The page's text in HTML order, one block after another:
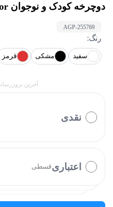
دوچرخه کودک و نوجوان Junior کد 05 سایز 20
AGP-255769
رنگ:
سفید مشکی قرمز
آخرین
نقدی
اعتباریقسطی
با چه روشی
فیروزه